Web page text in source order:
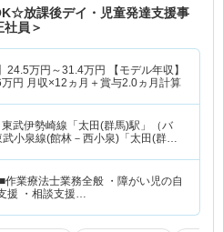
放課後デイ・児童発達支援事
員＞
24.5万円～31.4万円
【モデル年収】
万円 月収×12ヵ月＋賞与2.0ヵ月計算
東武伊勢崎線「太田(群馬)駅」（バ
小泉線(館林－西小泉)「太田(群馬)
■作業療法士業務全般 ・障がい児の自
援 ・相談支援…